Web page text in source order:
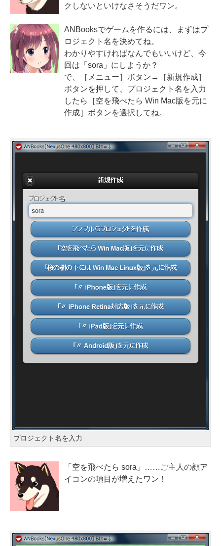
クしないといけなさそうだワン。
ANBooksでゲームを作るには、まずはプ
ロジェクト名を決めてね。
わかりやすければなんでもいいけど、今
回は「sora」にしようか？
で、［メニュー］ボタン→［新規作成］
ボタンを押して、プロジェクト名を入力
したら［空を飛べたら Win Mac版を元に
作成］ボタンを選択してね。
プロジェクト名を入力
「空を飛べたら sora」……ご主人の顔ア
イコンの項目が増えたワン！